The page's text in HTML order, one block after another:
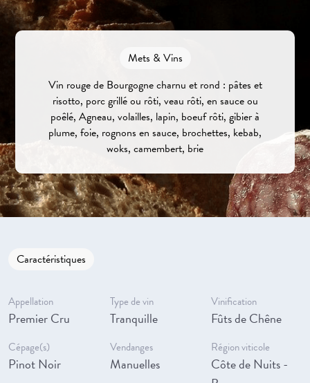
Mets & Vins
Vin rouge de Bourgogne charnu et rond : pâtes et
risotto, porc grillé ou rôti, veau rôti, en sauce ou
poêlé, Agneau, volailles, lapin, boeuf rôti, gibier à
plume, foie, rognons en sauce, brochettes, kebab,
woks, camembert, brie
Caractéristiques
Appellation
Premier Cru
Type de vin
Tranquille
Vinification
Fûts de Chêne
Cépage(s)
Pinot Noir
Vendanges
Manuelles
Région viticole
Côte de Nuits -